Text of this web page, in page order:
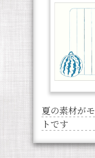
夏の素材が
トです